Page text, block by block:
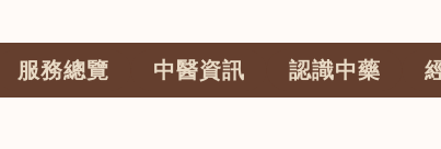
服務總覽 中醫資訊 認識中藥